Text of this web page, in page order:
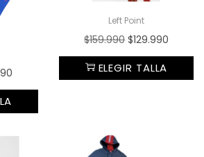
Left Point
$159.990 $129.990
ELEGIR TALLA